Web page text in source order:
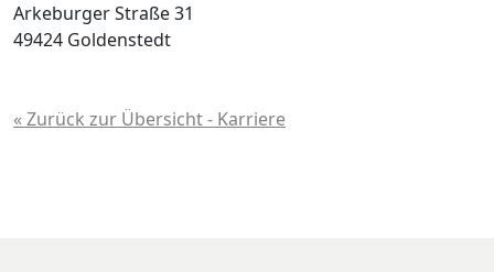
Arkeburger Straße 31
49424 Goldenstedt
« Zurück zur Übersicht - Karriere